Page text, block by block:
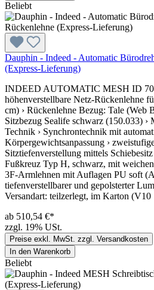
Beliebt
Dauphin - Indeed - Automatic
(Express-Lieferung)
INDEED AUTOMATIC MESH ID
höhenverstellbare Netz-Rückenlehne
cm) › Rückenlehne Bezug: Tale (Web
Sitzbezug Sealife schwarz (150.033)
Technik › Synchrontechnik mit
Körpergewichtsanpassung ›
Sitztiefenverstellung mittels
Fußkreuz Typ H, schwarz, mit
3F-Armlehnen mit Auflagen PU soft
tiefenverstellbarer und gepolsterter
Versandart: teilzerlegt, im Karton (V10
ab 510,54 €*
zzgl. 19% USt.
Preise exkl. MwSt. zzgl. Versandkosten
In den Warenkorb
Beliebt